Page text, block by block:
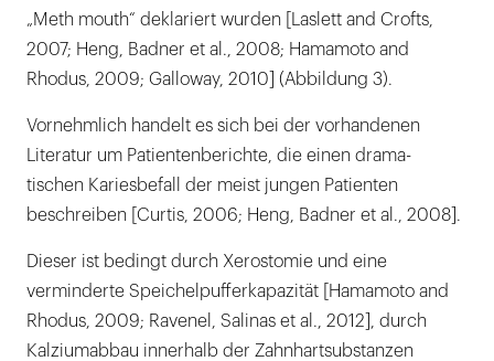
„Meth mouth“ deklariert wurden [Laslett and Crofts,
2007; Heng, Badner et al., 2008; Hamamoto and
Rhodus, 2009; Galloway, 2010] (Abbildung 3).
Vornehmlich handelt es sich bei der vorhandenen
Literatur um Patientenberichte, die einen drama-
tischen Kariesbefall der meist jungen Patienten
beschreiben [Curtis, 2006; Heng, Badner et al., 2008].
Dieser ist bedingt durch Xerostomie und eine
verminderte Speichelpufferkapazität [Hamamoto and
Rhodus, 2009; Ravenel, Salinas et al., 2012], durch
Kalziumabbau innerhalb der Zahnhartsubstanzen